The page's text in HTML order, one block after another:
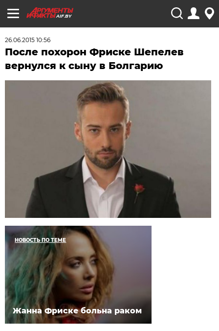
AIF.BY
26.06.2015 10:56
После похорон Фриске Шепелев
вернулся к сыну в Болгарию
НОВОСТЬ ПО ТЕМЕ
Жанна Фриске больна раком